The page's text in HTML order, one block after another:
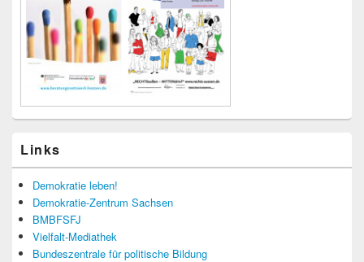
Links
Demokratie leben!
Demokratie-Zentrum Sachsen
BMBFSFJ
Vielfalt-Mediathek
Bundeszentrale für politische Bildung